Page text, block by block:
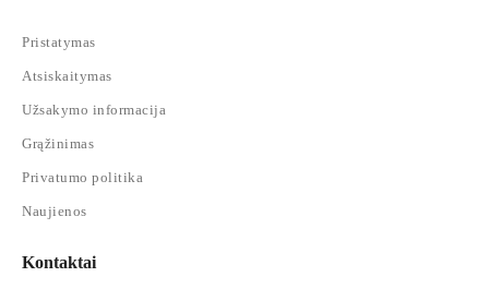
Pristatymas
Atsiskaitymas
Užsakymo informacija
Grąžinimas
Privatumo politika
Naujienos
Kontaktai